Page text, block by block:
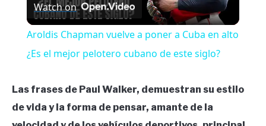
Video
Watch on
Aroldis Chapman vuelve a poner a Cuba en alto
¿Es el mejor pelotero cubano de este siglo?
Las frases de Paul Walker, demuestran su estilo
de vida y la forma de pensar, amante de la